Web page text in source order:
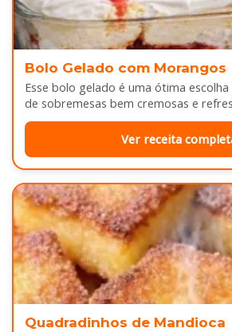
Bolo Gelado com Morangos
Esse bolo gelado é uma ótima
de sobremesas bem cremosas e
camadas de massa…
Ver receita
Quadradinhos de Mandioca